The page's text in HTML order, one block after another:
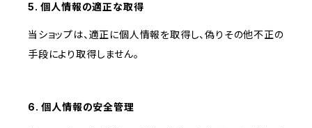
5. 個人情報の適正な取得
当ショップは、適正に個人情報を取得し、偽りその他不正の
手段により取得しません。
6. 個人情報の安全管理